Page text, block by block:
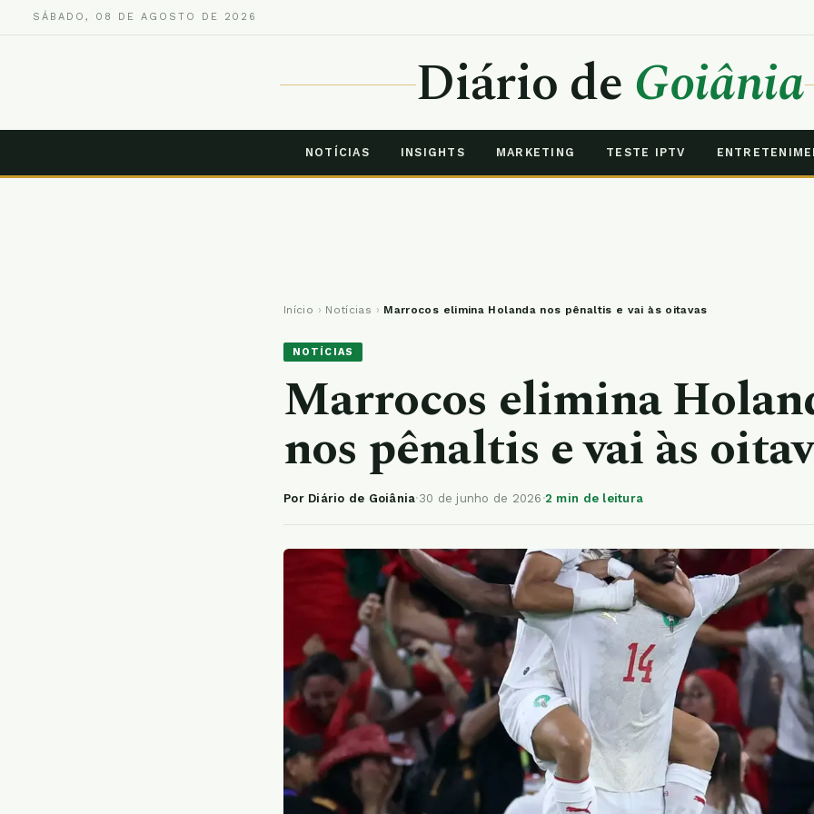
SÁBADO, 08 DE AGOSTO DE 2026
Diário deGoiânia
NOTÍCIAS INSIGHTS MARKETING TESTE IPTV
Início › Notícias › Marrocos elimina Holanda nos pênaltis e vai às oitavas
NOTÍCIAS
Marrocos elimina
nos pênaltis e vai às
Por Diário de Goiânia·30 de junho de 2026 ·2 min de leitura